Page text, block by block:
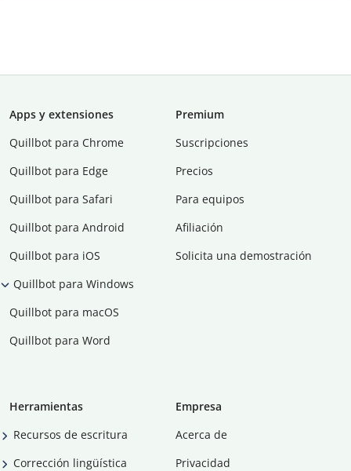
Apps y extensiones
Quillbot para Chrome
Quillbot para Edge
Quillbot para Safari
Quillbot para Android
Quillbot para iOS
Quillbot para Windows
Quillbot para macOS
Quillbot para Word
Premium
Suscripciones
Precios
Para equipos
Afiliación
Solicita una demostración
Herramientas
Recursos de escritura
Corrección lingüística
Empresa
Acerca de
Privacidad